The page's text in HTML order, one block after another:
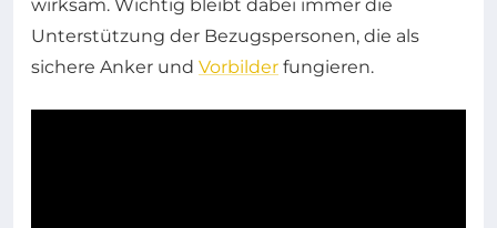
wirksam. Wichtig bleibt dabei immer die
Unterstützung der Bezugspersonen, die als
sichere Anker und Vorbilder fungieren.